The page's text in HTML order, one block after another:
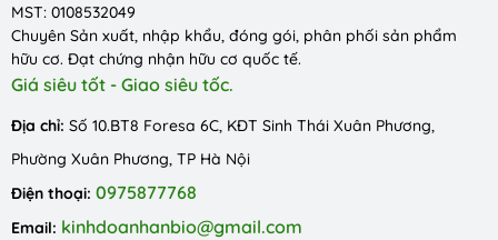
MST: 0108532049
Chuyên Sản xuất, nhập khẩu, đóng gói, phân phối sản phẩm
hữu cơ. Đạt chứng nhận hữu cơ quốc tế.
Giá siêu tốt - Giao siêu tốc.
Địa chỉ: Số 10.BT8 Foresa 6C, KĐT Sinh Thái Xuân Phương,
Phường Xuân Phương, TP Hà Nội
Điện thoại: 0975877768
Email: kinhdoanhanbio@gmail.com